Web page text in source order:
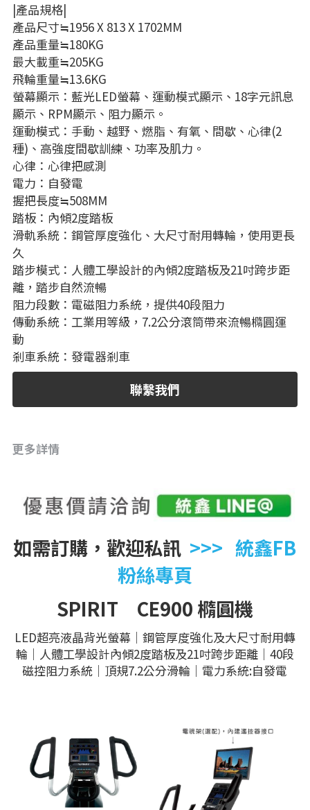
|產品規格|
產品尺寸≒1956 X 813 X 1702MM
產品重量≒180KG
最大載重≒205KG
飛輪重量≒13.6KG
螢幕顯示：藍光LED螢幕、運動模式顯示、18字元訊息
顯示、RPM顯示、阻力顯示。
運動模式：手動、越野、燃脂、有氧、間歇、心律(2
種)、高強度間歇訓練、功率及肌力。
心律：心律把感測
電力：自發電
握把長度≒508MM
踏板：內傾2度踏板
滑軌系統：鋼管厚度強化、大尺寸耐用轉輪，使用更長
久
踏步模式：人體工學設計的內傾2度踏板及21吋跨步距
離，踏步自然流暢
阻力段數：電磁阻力系統，提供40段阻力
傳動系統：工業用等級，7.2公分滾筒帶來流暢橢圓運
動
剎車系統：發電器剎車
聯繫我們
更多詳情
如需訂購，歡迎私訊 >>>   統鑫FB
粉絲專頁
SPIRIT　CE900 橢圓機
LED超亮液晶背光螢幕｜鋼管厚度強化及大尺寸耐用轉
輪｜人體工學設計內傾2度踏板及21吋跨步距離｜40段
磁控阻力系統｜頂規7.2公分滑輪｜電力系統:自發電